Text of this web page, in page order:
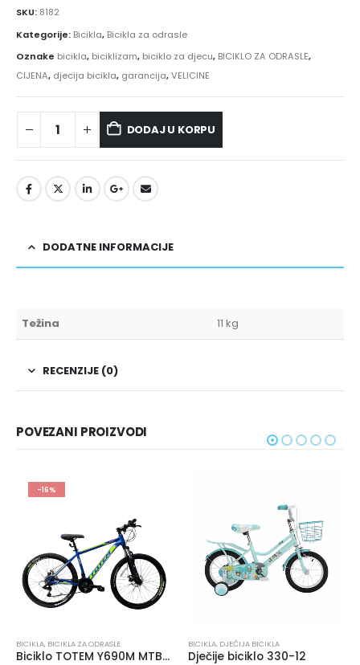
SKU: 8182
Kategorije: Bicikla, Bicikla za odrasle
Oznake bicikla, biciklizam, biciklo za djecu, BICIKLO ZA ODRASLE,
CIJENA, djecija bicikla, garancija,VELICINE
DODAJ U KORPU
DODATNE INFORMACIJE
Težina 11 kg
RECENZIJE (0)
POVEZANI PROIZVODI
-16%
BICIKLA, BICIKLA ZA ODRASLE
Biciklo TOTEM Y690M MTB 26” ALUMINIJUM – SHIMANO oprema
BICIKLA, DJEČIJA BICIKLA
Dječije biciklo 330-12